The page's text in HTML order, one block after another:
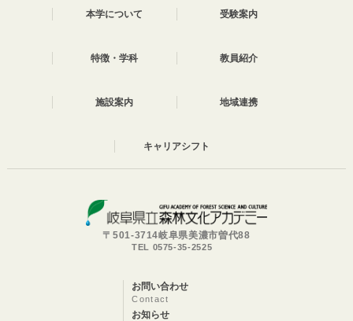
本学について 受験案内
特徴・学科 教員紹介
施設案内 地域連携
キャリアシフト
〒501-3714岐阜県美濃市曽代88
TEL 0575-35-2525
お問い合わせ
Contact
お知らせ